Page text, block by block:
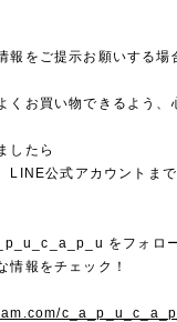
報をご提示お願いする場
くお買い物できるよう、
したら
LINE公式アカウントまで
をフォロー
情報をチェック！